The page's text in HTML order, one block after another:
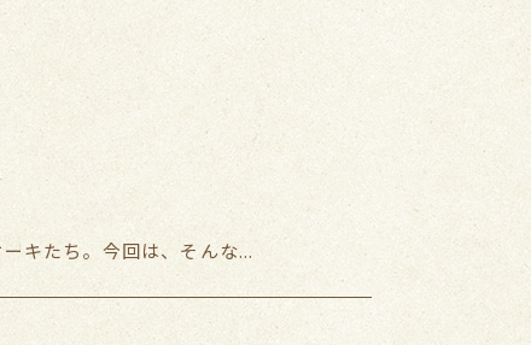
キたち。今回は、そんな...